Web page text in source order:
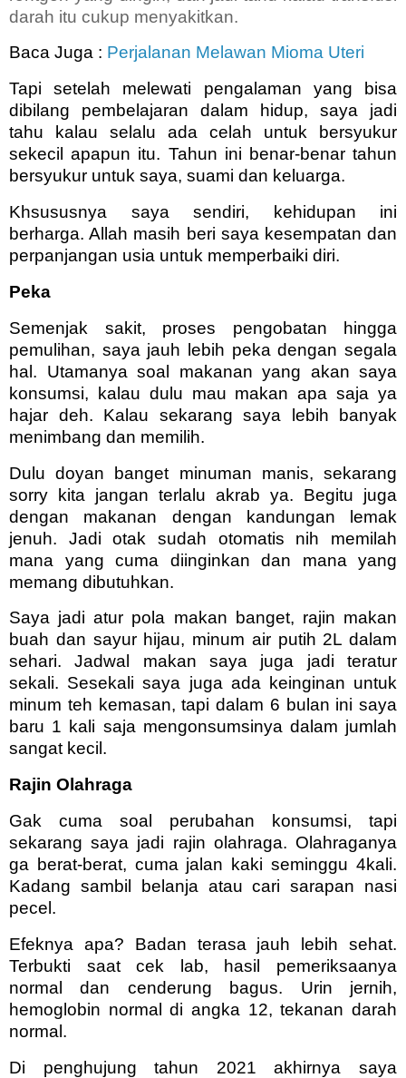
darah itu cukup menyakitkan.
Baca Juga : Perjalanan Melawan Mioma Uteri
Tapi setelah melewati pengalaman yang bisa
dibilang pembelajaran dalam hidup, saya jadi
tahu kalau selalu ada celah untuk bersyukur
sekecil apapun itu. Tahun ini benar-benar tahun
bersyukur untuk saya, suami dan keluarga.
Khsususnya saya sendiri, kehidupan ini
berharga. Allah masih beri saya kesempatan dan
perpanjangan usia untuk memperbaiki diri.
Peka
Semenjak sakit, proses pengobatan hingga
pemulihan, saya jauh lebih peka dengan segala
hal. Utamanya soal makanan yang akan saya
konsumsi, kalau dulu mau makan apa saja ya
hajar deh. Kalau sekarang saya lebih banyak
menimbang dan memilih.
Dulu doyan banget minuman manis, sekarang
sorry kita jangan terlalu akrab ya. Begitu juga
dengan makanan dengan kandungan lemak
jenuh. Jadi otak sudah otomatis nih memilah
mana yang cuma diinginkan dan mana yang
memang dibutuhkan.
Saya jadi atur pola makan banget, rajin makan
buah dan sayur hijau, minum air putih 2L dalam
sehari. Jadwal makan saya juga jadi teratur
sekali. Sesekali saya juga ada keinginan untuk
minum teh kemasan, tapi dalam 6 bulan ini saya
baru 1 kali saja mengonsumsinya dalam jumlah
sangat kecil.
Rajin Olahraga
Gak cuma soal perubahan konsumsi, tapi
sekarang saya jadi rajin olahraga. Olahraganya
ga berat-berat, cuma jalan kaki seminggu 4kali.
Kadang sambil belanja atau cari sarapan nasi
pecel.
Efeknya apa? Badan terasa jauh lebih sehat.
Terbukti saat cek lab, hasil pemeriksaanya
normal dan cenderung bagus. Urin jernih,
hemoglobin normal di angka 12, tekanan darah
normal.
Di penghujung tahun 2021 akhirnya saya